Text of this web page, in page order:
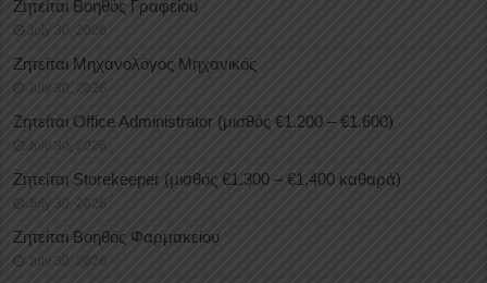
Ζητείται Βοηθός Γραφείου
July 30, 2026
Ζητείται Μηχανολόγος Μηχανικός
July 30, 2026
Ζητείται Office Administrator (μισθός €1.200 – €1.600)
July 30, 2026
Ζητείται Storekeeper (μισθός €1.300 – €1.400 καθαρά)
July 30, 2026
Ζητείται Βοηθός Φαρμακείου
July 30, 2026